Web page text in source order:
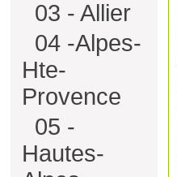
03 - Allier
04 -Alpes-
Hte-
Provence
05 -
Hautes-